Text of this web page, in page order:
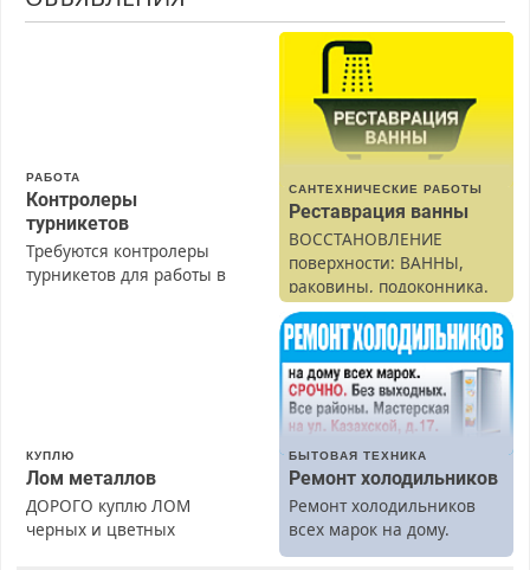
РАБОТА
Контролеры
турникетов
Требуются контролеры
турникетов для работы в
Ежемесячно
выплачивается денежная
премия. Возможно
бесплатное обучение,
САНТЕХНИЧЕСКИЕ РАБОТЫ
Реставрация ванны
ВОССТАНОВЛЕНИЕ
поверхности: ВАННЫ,
раковины, подоконника.
От скола до полной
реставрации. 100%
результат.
КУПЛЮ
Лом металлов
ДОРОГО куплю ЛОМ
черных и цветных
БЫТОВАЯ ТЕХНИКА
Ремонт холодильников
Ремонт холодильников
всех марок на дому.